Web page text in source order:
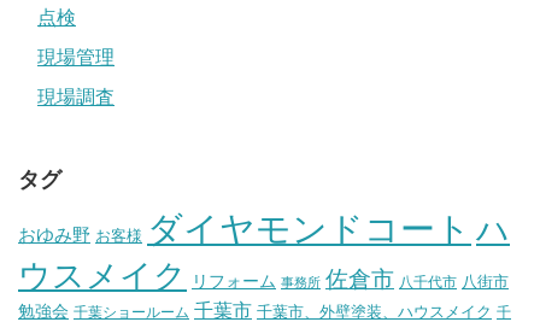
点検
現場管理
現場調査
タグ
おゆみ野 お客様 ダイヤモンドコート ハ
ウスメイク
リフォーム 事務所 佐倉市 八千代市 八街市
勉強会 千葉ショールーム 千葉市 千葉市、外壁塗装、ハウスメイク 千